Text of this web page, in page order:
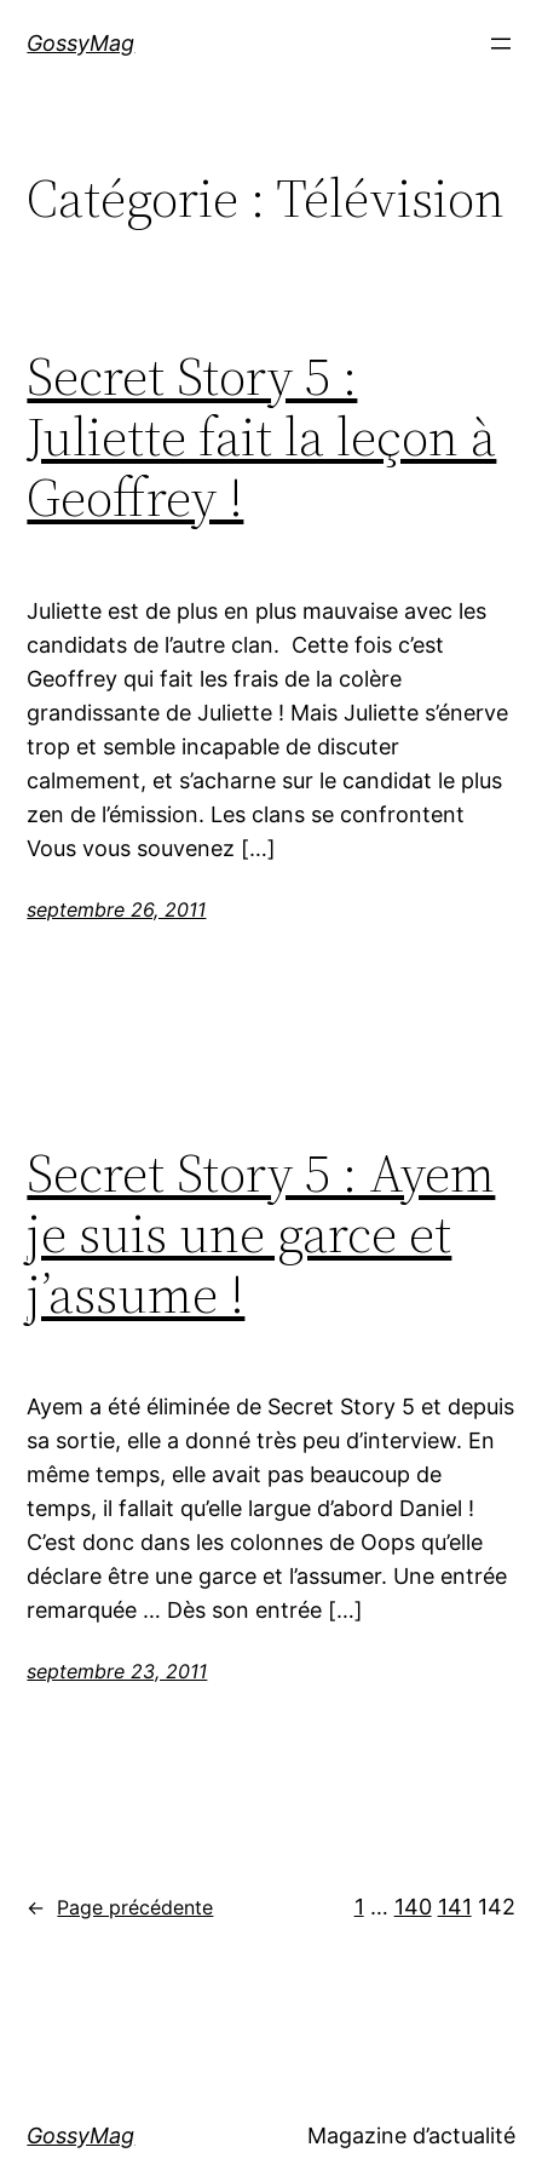
GossyMag
Catégorie : Télévision
Secret Story 5 :
Juliette fait la leçon à
Geoffrey !
Juliette est de plus en plus mauvaise avec les
candidats de l’autre clan. Cette fois c’est
Geoffrey qui fait les frais de la colère
grandissante de Juliette ! Mais Juliette s’énerve
trop et semble incapable de discuter
calmement, et s’acharne sur le candidat le plus
zen de l’émission. Les clans se confrontent
Vous vous souvenez […]
septembre 26, 2011
Secret Story 5 : Ayem
je suis une garce et
j’assume !
Ayem a été éliminée de Secret Story 5 et depuis
sa sortie, elle a donné très peu d’interview. En
même temps, elle avait pas beaucoup de
temps, il fallait qu’elle largue d’abord Daniel !
C’est donc dans les colonnes de Oops qu’elle
déclare être une garce et l’assumer. Une entrée
remarquée … Dès son entrée […]
septembre 23, 2011
← Page précédente 1 … 140 141 142
GossyMag Magazine d’actualité